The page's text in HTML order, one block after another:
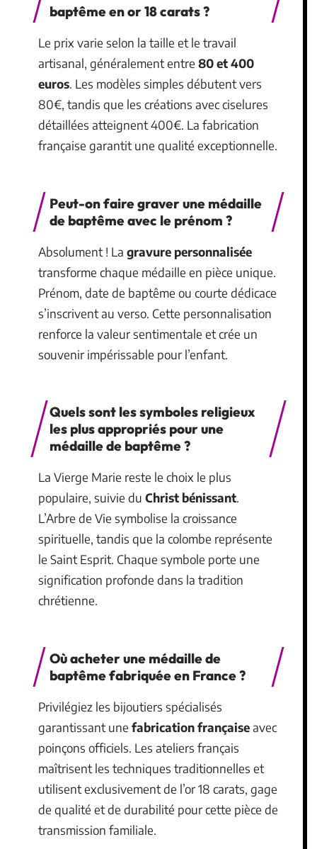
baptême en or 18 carats ?
Le prix varie selon la taille et le travail
artisanal, généralement entre 80 et 400
euros. Les modèles simples débutent vers
80€, tandis que les créations avec ciselures
détaillées atteignent 400€. La fabrication
française garantit une qualité exceptionnelle.
Peut-on faire graver une médaille
de baptême avec le prénom ?
Absolument ! La gravure personnalisée
transforme chaque médaille en pièce unique.
Prénom, date de baptême ou courte dédicace
s’inscrivent au verso. Cette personnalisation
renforce la valeur sentimentale et crée un
souvenir impérissable pour l’enfant.
Quels sont les symboles religieux
les plus appropriés pour une
médaille de baptême ?
La Vierge Marie reste le choix le plus
populaire, suivie du Christ bénissant.
L’Arbre de Vie symbolise la croissance
spirituelle, tandis que la colombe représente
le Saint Esprit. Chaque symbole porte une
signification profonde dans la tradition
chrétienne.
Où acheter une médaille de
baptême fabriquée en France ?
Privilégiez les bijoutiers spécialisés
garantissant une fabrication françaiseavec
poinçons officiels. Les ateliers français
maîtrisent les techniques traditionnelles et
utilisent exclusivement de l’or 18 carats, gage
de qualité et de durabilité pour cette pièce de
transmission familiale.